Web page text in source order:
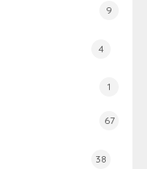
9
4
1
67
38